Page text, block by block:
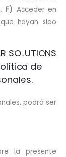
F) Acceder en
hayan sido
de
podrá ser
la presente